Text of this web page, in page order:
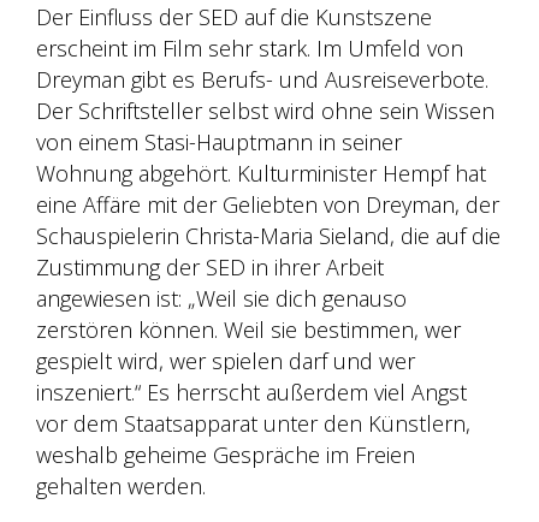
Der Einfluss der SED auf die Kunstszene
erscheint im Film sehr stark. Im Umfeld von
Dreyman gibt es Berufs- und Ausreiseverbote.
Der Schriftsteller selbst wird ohne sein Wissen
von einem Stasi-Hauptmann in seiner
Wohnung abgehört. Kulturminister Hempf hat
eine Affäre mit der Geliebten von Dreyman, der
Schauspielerin Christa-Maria Sieland, die auf die
Zustimmung der SED in ihrer Arbeit
angewiesen ist: „Weil sie dich genauso
zerstören können. Weil sie bestimmen, wer
gespielt wird, wer spielen darf und wer
inszeniert.“ Es herrscht außerdem viel Angst
vor dem Staatsapparat unter den Künstlern,
weshalb geheime Gespräche im Freien
gehalten werden.